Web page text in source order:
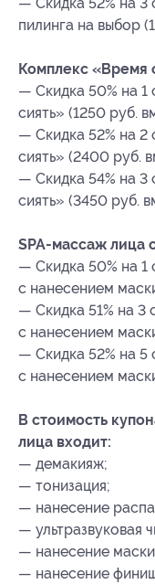
пилинга на выбор
Комплекс «Время
— Скидка 50% на 1
сиять» (1250 руб.
— Скидка 52% на 2
сиять» (2400 руб.
— Скидка 54% на 3
сиять» (3450 руб.
SPA-массаж лица
— Скидка 50% на 1
с нанесением
— Скидка 51% на 3
с нанесением
— Скидка 52% на 5
с нанесением
В стоимость
лица входит:
— демакияж;
— тонизация;
— нанесение
— ультразвуковая
— нанесение
— нанесение